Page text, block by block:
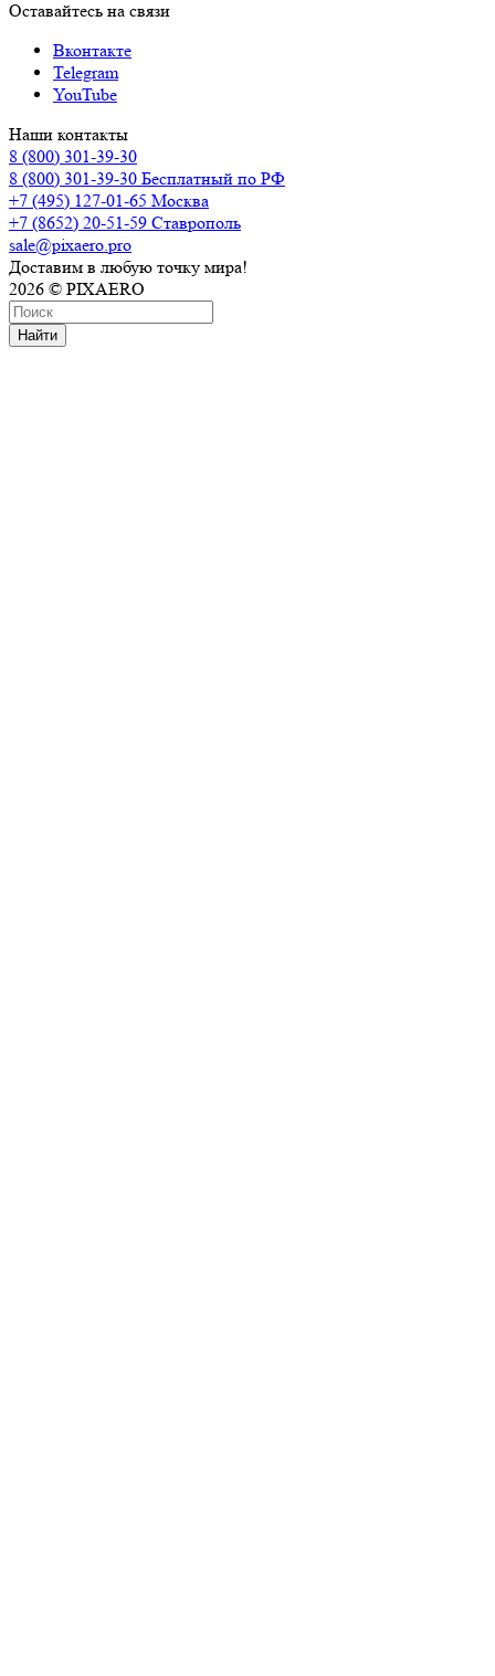
Оставайтесь на связи
Вконтакте
Telegram
YouTube
Наши контакты
8 (800) 301-39-30
8 (800) 301-39-30 Бесплатный по РФ
+7 (495) 127-01-65 Москва
+7 (8652) 20-51-59 Ставрополь
sale@pixaero.pro
Доставим в любую точку мира!
2026 © PIXAERO
Найти